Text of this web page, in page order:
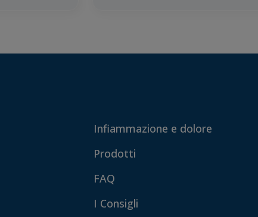
Infiammazione e dolore
Prodotti
FAQ
I Consigli